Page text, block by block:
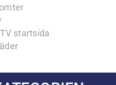
startsida